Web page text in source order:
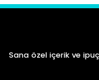
Sana özel içerik ve